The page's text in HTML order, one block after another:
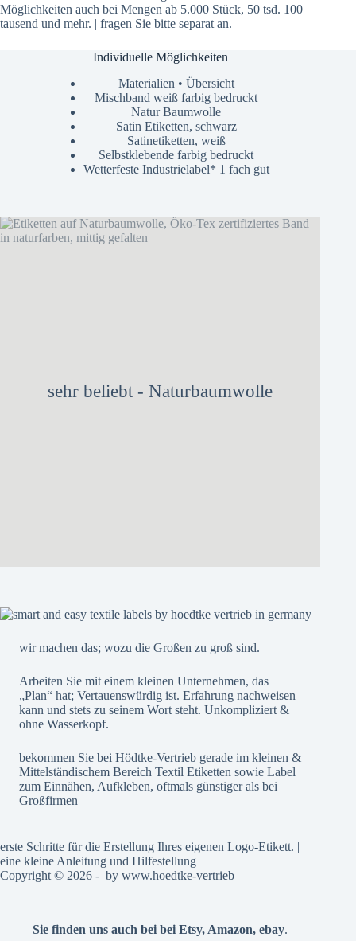
Möglichkeiten auch bei Mengen ab 5.000 Stück, 50 tsd. 100
tausend und mehr. | fragen Sie bitte separat an.
Individuelle Möglichkeiten
Materialien • Übersicht
Mischband weiß farbig bedruckt
Natur Baumwolle
Satin Etiketten, schwarz
Satinetiketten, weiß
Selbstklebende farbig bedruckt
Wetterfeste Industrielabel* 1 fach gut
sehr beliebt - Naturbaumwolle
wir machen das; wozu die Großen zu groß sind.
Arbeiten Sie mit einem kleinen Unternehmen, das
„Plan“ hat; Vertauenswürdig ist. Erfahrung nachweisen
kann und stets zu seinem Wort steht. Unkompliziert &
ohne Wasserkopf.
bekommen Sie bei Hödtke-Vertrieb gerade im kleinen &
Mittelständischem Bereich Textil Etiketten sowie Label
zum Einnähen, Aufkleben, oftmals günstiger als bei
Großfirmen
erste Schritte für die Erstellung Ihres eigenen Logo-Etikett. |
eine kleine Anleitung und Hilfestellung
Copyright © 2026 - by www.hoedtke-vertrieb
Sie finden uns auch bei beiEtsy, Amazon,ebay.